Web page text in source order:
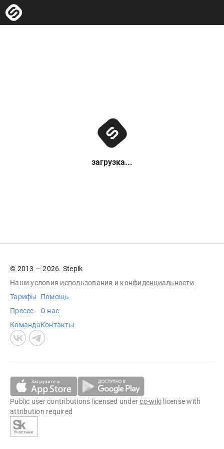
загрузка...
© 2013 — 2026. Stepik
Наши условия использования и конфиденциальности
Тарифы
Прессе
Команда
Помощь
О нас
Контакты
Public user contributions licensed undercc-wiki license with
attribution required